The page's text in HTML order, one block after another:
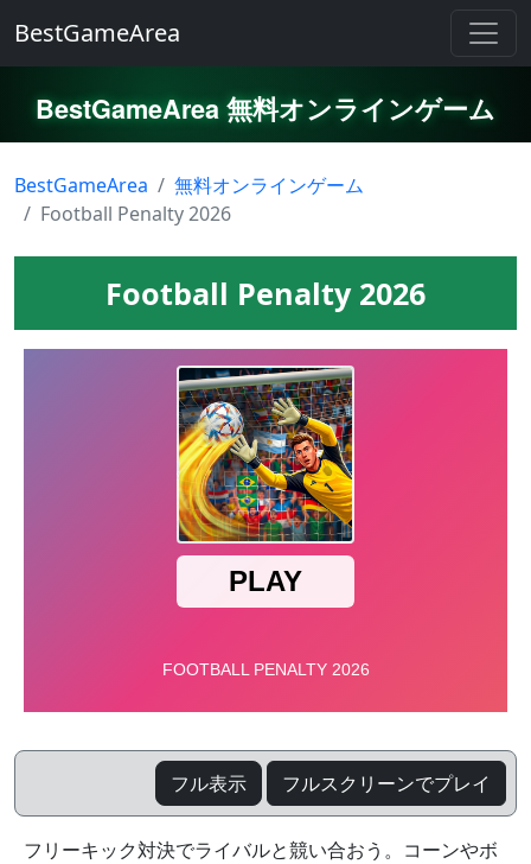
BestGameArea
BestGameArea 無料オンラインゲーム
BestGameArea
無料オンラインゲーム
Football Penalty 2026
Football Penalty 2026
フル表示 フルスクリーンでプレイ
フリーキック対決でライバルと競い合おう。コーンやボ